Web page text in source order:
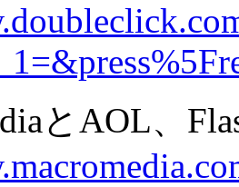
とAOL、